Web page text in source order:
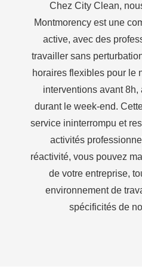
Chez City Clean,
Montmorency est une
active, avec des
travailler sans
horaires flexibles pour le
interventions avant 8h,
durant le week-end.
service ininterrompu et
activités
réactivité, vous pouvez
de votre entreprise,
environnement de
spécificités de